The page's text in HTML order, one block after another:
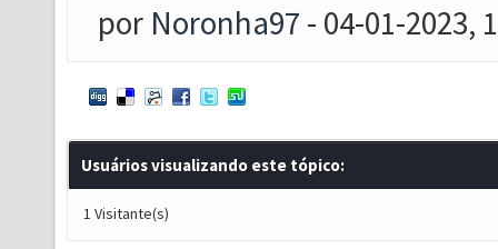
por Noronha97 - 04-01-2023,
Usuários visualizando este tópico:
1 Visitante(s)